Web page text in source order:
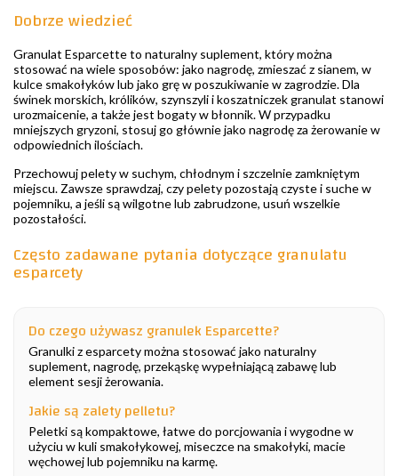
Dobrze wiedzieć
Granulat Esparcette to naturalny suplement, który można
stosować na wiele sposobów: jako nagrodę, zmieszać z sianem, w
kulce smakołyków lub jako grę w poszukiwanie w zagrodzie. Dla
świnek morskich, królików, szynszyli i koszatniczek granulat stanowi
urozmaicenie, a także jest bogaty w błonnik. W przypadku
mniejszych gryzoni, stosuj go głównie jako nagrodę za żerowanie w
odpowiednich ilościach.
Przechowuj pelety w suchym, chłodnym i szczelnie zamkniętym
miejscu. Zawsze sprawdzaj, czy pelety pozostają czyste i suche w
pojemniku, a jeśli są wilgotne lub zabrudzone, usuń wszelkie
pozostałości.
Często zadawane pytania dotyczące granulatu
esparcety
Do czego używasz granulek Esparcette?
Granulki z esparcety można stosować jako naturalny
suplement, nagrodę, przekąskę wypełniającą zabawę lub
element sesji żerowania.
Jakie są zalety pelletu?
Peletki są kompaktowe, łatwe do porcjowania i wygodne w
użyciu w kuli smakołykowej, miseczce na smakołyki, macie
węchowej lub pojemniku na karmę.